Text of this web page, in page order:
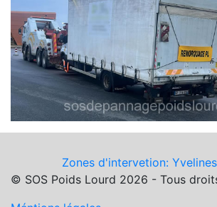
Zones d'intervetion:
© SOS Poids Lourd 2026 - Tous